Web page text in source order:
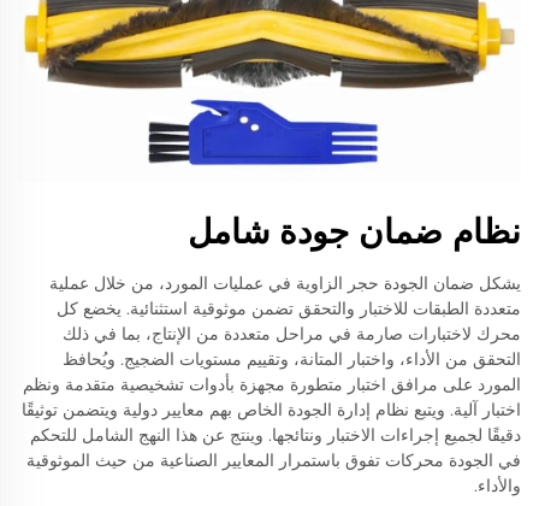
نظام ضمان جودة شامل
يشكل ضمان الجودة حجر الزاوية في عمليات المورد، من خلال عملية
متعددة الطبقات للاختبار والتحقق تضمن موثوقية استثنائية. يخضع كل
محرك لاختبارات صارمة في مراحل متعددة من الإنتاج، بما في ذلك
التحقق من الأداء، واختبار المتانة، وتقييم مستويات الضجيج. ويُحافظ
المورد على مرافق اختبار متطورة مجهزة بأدوات تشخيصية متقدمة ونظم
اختبار آلية. ويتبع نظام إدارة الجودة الخاص بهم معايير دولية ويتضمن توثيقًا
دقيقًا لجميع إجراءات الاختبار ونتائجها. وينتج عن هذا النهج الشامل للتحكم
في الجودة محركات تفوق باستمرار المعايير الصناعية من حيث الموثوقية
والأداء.